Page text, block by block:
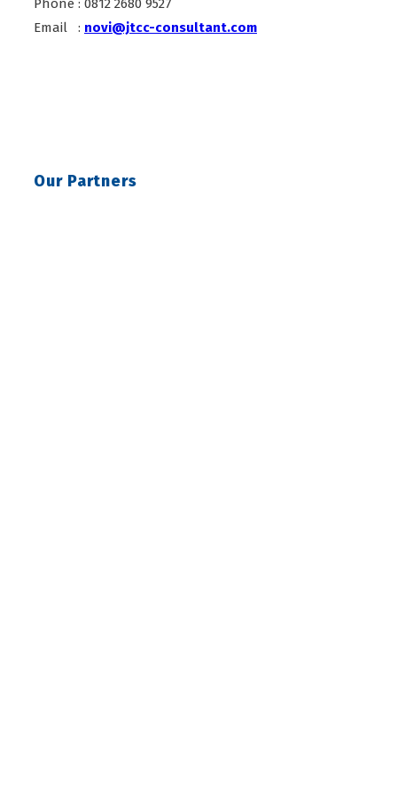
Phone : 0812 2680 9527
Email : novi@jtcc-consultant.com
Our Partners